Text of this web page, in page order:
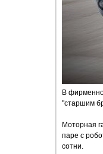
В
"старшим
Моторная
паре с
сотни.